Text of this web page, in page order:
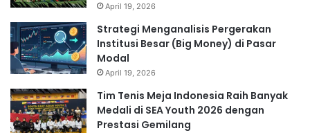
April 19, 2026
Strategi Menganalisis Pergerakan
Institusi Besar (Big Money) di Pasar
Modal
April 19, 2026
Tim Tenis Meja Indonesia Raih Banyak
Medali di SEA Youth 2026 dengan
Prestasi Gemilang